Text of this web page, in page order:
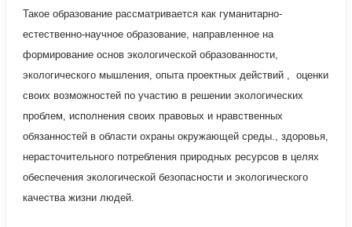
Такое образование рассматривается как гуманитарно-
естественно-научное образование, направленное на
формирование основ экологической образованности,
экологического мышления, опыта проектных действий , оценки
своих возможностей по участию в решении экологических
проблем, исполнения своих правовых и нравственных
обязанностей в области охраны окружающей среды., здоровья,
нерасточительного потребления природных ресурсов в целях
обеспечения экологической безопасности и экологического
качества жизни людей.